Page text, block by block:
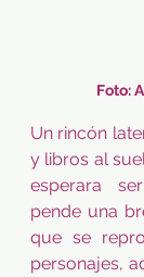
Foto:
Un rincón
y libros al
esperara
pende una
que se
personajes,